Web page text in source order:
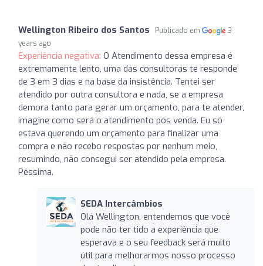
Wellington Ribeiro dos Santos Publicado em
3
years ago
Experiência negativa: O Atendimento dessa empresa é
extremamente lento, uma das consultoras te responde
de 3 em 3 dias e na base da insistência. Tentei ser
atendido por outra consultora e nada, se a empresa
demora tanto para gerar um orçamento, para te atender,
imagine como será o atendimento pós venda. Eu só
estava querendo um orçamento para finalizar uma
compra e não recebo respostas por nenhum meio,
resumindo, não consegui ser atendido pela empresa.
Péssima.
SEDA Intercâmbios
Olá Wellington, entendemos que você
pode não ter tido a experiência que
esperava e o seu feedback será muito
útil para melhorarmos nosso processo